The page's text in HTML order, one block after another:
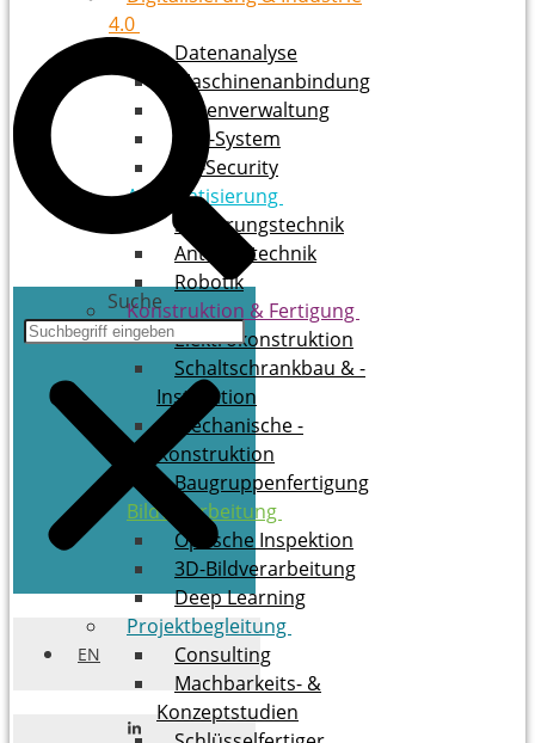
4.0
Datenanalyse
Maschinenanbindung
Datenverwaltung
ERP-System
OT-Security
Automatisierung
Steuerungstechnik
Antriebstechnik
Robotik
Konstruktion & ­Fertigung
Elektrokonstruktion
Schaltschrankbau & ­
Installation
Mechanische ­
Konstruktion
Baugruppenfertigung
Bildverarbeitung
Optische Inspektion
3D-Bildverarbeitung
Deep Learning
Projektbegleitung
Consulting
Mach­bar­keits- &
Konzeptstudien
Suche
EN